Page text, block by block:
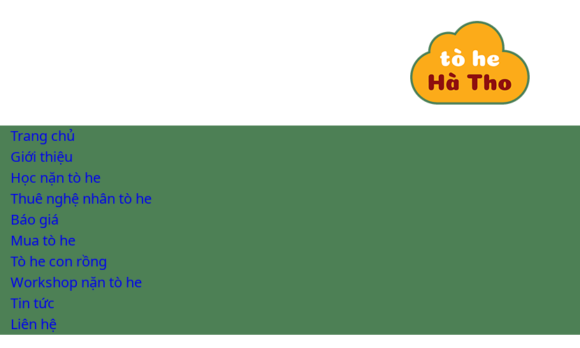
Trang chủ
Giới thiệu
Học nặn tò he
Thuê nghệ nhân tò he
Báo giá
Mua tò he
Tò he con rồng
Workshop nặn tò he
Tin tức
Liên hệ